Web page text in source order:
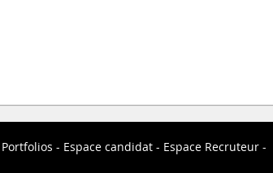
Portfolios Espace candidat
Espace Recruteur